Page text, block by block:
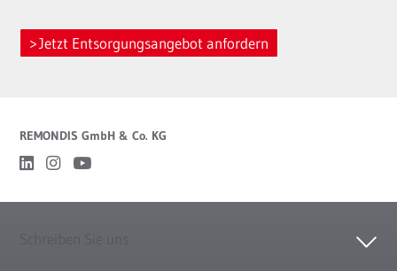
Jetzt Entsorgungsangebot anfordern
REMONDIS GmbH & Co. KG